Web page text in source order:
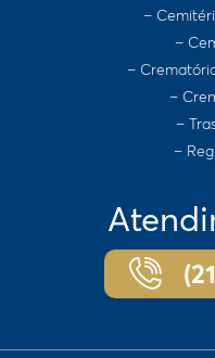
–
–
–
–
–
–